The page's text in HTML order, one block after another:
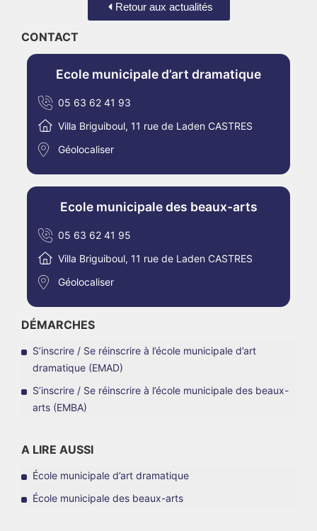
Retour aux actualités
CONTACT
Ecole municipale d’art dramatique
05 63 62 41 93
Villa Briguiboul, 11 rue de Laden CASTRES
Géolocaliser
Ecole municipale des beaux-arts
05 63 62 41 95
Villa Briguiboul, 11 rue de Laden CASTRES
Géolocaliser
DÉMARCHES
S’inscrire / Se réinscrire à l’école municipale d’art
dramatique (EMAD)
S’inscrire / Se réinscrire à l’école municipale des beaux-
arts (EMBA)
A LIRE AUSSI
École municipale d’art dramatique
École municipale des beaux-arts